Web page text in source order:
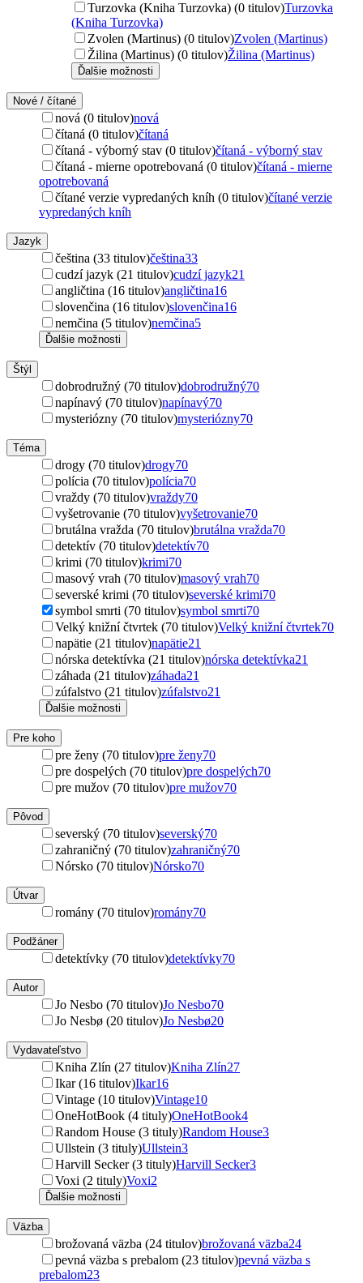
Turzovka (Kniha Turzovka) (0 titulov)Turzovka
(Kniha Turzovka)
Zvolen (Martinus) (0 titulov)Zvolen (Martinus)
Žilina (Martinus) (0 titulov)Žilina (Martinus)
Ďalšie možnosti
Nové / čítané
nová (0 titulov)nová
čítaná (0 titulov)čítaná
čítaná - výborný stav (0 titulov)čítaná - výborný stav
čítaná - mierne opotrebovaná (0 titulov)čítaná - mierne
opotrebovaná
čítané verzie vypredaných kníh (0 titulov)čítané verzie
vypredaných kníh
Jazyk
čeština (33 titulov)čeština33
cudzí jazyk (21 titulov)cudzí jazyk21
angličtina (16 titulov)angličtina16
slovenčina (16 titulov)slovenčina16
nemčina (5 titulov)nemčina5
Ďalšie možnosti
Štýl
dobrodružný (70 titulov)dobrodružný70
napínavý (70 titulov)napínavý70
mysteriózny (70 titulov)mysteriózny70
Téma
drogy (70 titulov)drogy70
polícia (70 titulov)polícia70
vraždy (70 titulov)vraždy70
vyšetrovanie (70 titulov)vyšetrovanie70
brutálna vražda (70 titulov)brutálna vražda70
detektív (70 titulov)detektív70
krimi (70 titulov)krimi70
masový vrah (70 titulov)masový vrah70
severské krimi (70 titulov)severské krimi70
symbol smrti (70 titulov)symbol smrti70
Velký knižní čtvrtek (70 titulov)Velký knižní čtvrtek70
napätie (21 titulov)napätie21
nórska detektívka (21 titulov)nórska detektívka21
záhada (21 titulov)záhada21
zúfalstvo (21 titulov)zúfalstvo21
Ďalšie možnosti
Pre koho
pre ženy (70 titulov)pre ženy70
pre dospelých (70 titulov)pre dospelých70
pre mužov (70 titulov)pre mužov70
Pôvod
severský (70 titulov)severský70
zahraničný (70 titulov)zahraničný70
Nórsko (70 titulov)Nórsko70
Útvar
romány (70 titulov)romány70
Podžáner
detektívky (70 titulov)detektívky70
Autor
Jo Nesbo (70 titulov)Jo Nesbo70
Jo Nesbø (20 titulov)Jo Nesbø20
Vydavateľstvo
Kniha Zlín (27 titulov)Kniha Zlín27
Ikar (16 titulov)Ikar16
Vintage (10 titulov)Vintage10
OneHotBook (4 tituly)OneHotBook4
Random House (3 tituly)Random House3
Ullstein (3 tituly)Ullstein3
Harvill Secker (3 tituly)Harvill Secker3
Voxi (2 tituly)Voxi2
Ďalšie možnosti
Väzba
brožovaná väzba (24 titulov)brožovaná väzba24
pevná väzba s prebalom (23 titulov)pevná väzba s
prebalom23